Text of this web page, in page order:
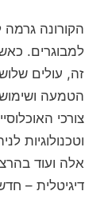
הקורונה גרמה
למבוגרים.
זה, עולים
הטמעה ושימוש
צורכי
וטכנולוגיות
אלה ועוד
דיגיטלית –